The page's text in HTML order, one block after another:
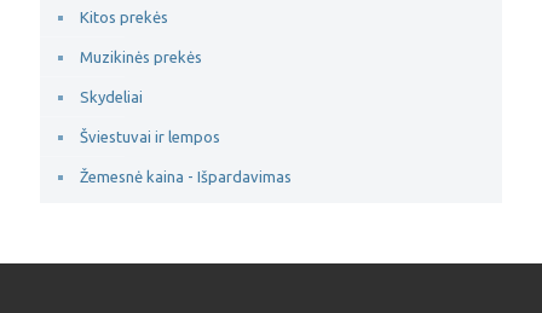
Kitos prekės
Muzikinės prekės
Skydeliai
Šviestuvai ir lempos
Žemesnė kaina - Išpardavimas